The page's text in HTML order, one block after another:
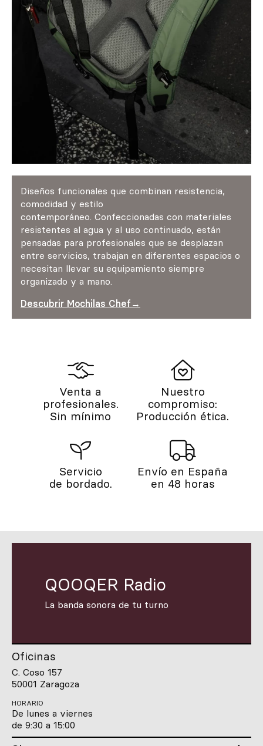
Diseños funcionales que combinan resistencia,
comodidad y estilo
contemporáneo. Confeccionadas con materiales
resistentes al agua y al uso continuado, están
pensadas para profesionales que se desplazan
entre servicios, trabajan en diferentes espacios o
necesitan llevar su equipamiento siempre
organizado y a mano.
Descubrir Mochilas Chef→
Venta a
profesionales.
Sin mínimo
Nuestro
compromiso:
Producción ética.
Servicio
de bordado.
Envío en España
en 48 horas
QOOQER Radio
La banda sonora de tu turno
Oficinas
C. Coso 157
50001 Zaragoza
HORARIO
De lunes a viernes
de 9:30 a 15:00